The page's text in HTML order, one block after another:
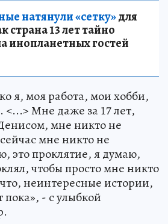
натянули «сетку»для
страна 13 лет тайно
инопланетных гостей
я, моя работа, мои хобби,
<...> Мне даже за 17 лет,
мне никто не
мне никто не
это проклятие, я думаю,
чтобы просто мне никто
неинтересные истории,
пока», - с улыбкой